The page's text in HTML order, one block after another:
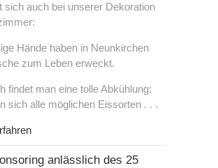
sich auch bei unserer Dekoration
Hände haben in Neunkirchen
zum Leben erweckt.
findet man eine tolle Abkühlung:
sich alle möglichen Eissorten . . .
anlässlich des 25